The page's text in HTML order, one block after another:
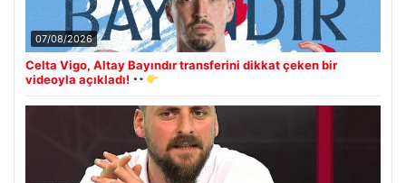
07/08/2026
Celta Vigo, Altay Bayındır transferini dikkat çeken bir
videoyla açıkladı!